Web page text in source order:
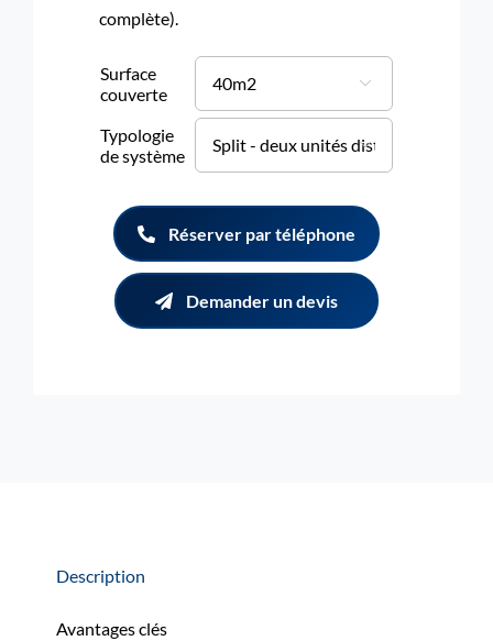
complète).
Surface
couverte

Typologie
de système

Réserver par téléphone
Demander un devis
Description
Avantages clés